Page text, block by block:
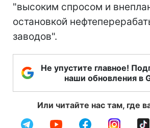
"высоким спросом и
остановкой
заводов".
Не упустите главное!
наши обновления в
Или читайте нас там, где